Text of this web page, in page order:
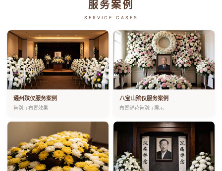
服务案例
SERVICE CASES
通州殡仪服务案例
告别厅布置效果
八宝山殡仪服务案例
布置鲜花告别厅展示